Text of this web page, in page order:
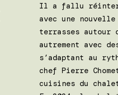
Il a fallu
avec une
terrasses autour
autrement avec
s’adaptant au
chef Pierre
cuisines du